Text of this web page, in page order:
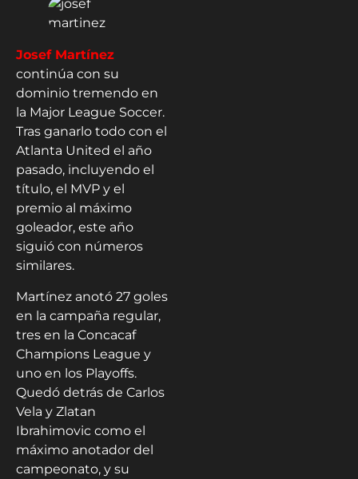
Josef Martínez
continúa con su
dominio tremendo en
la Major League Soccer.
Tras ganarlo todo con el
Atlanta United el año
pasado, incluyendo el
título, el MVP y el
premio al máximo
goleador, este año
siguió con números
similares.
Martínez anotó 27 goles
en la campaña regular,
tres en la Concacaf
Champions League y
uno en los Playoffs.
Quedó detrás de Carlos
Vela y Zlatan
Ibrahimovic como el
máximo anotador del
campeonato, y su